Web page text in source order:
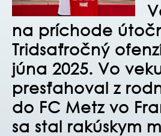
na príchode
Tridsaťročný
júna 2025. Vo
presťahoval z
do FC Metz vo
sa stal rakúskym